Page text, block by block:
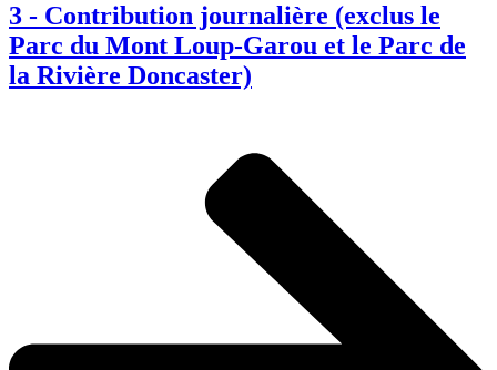
3 - Contribution journalière (exclus le
Parc du Mont Loup-Garou et le Parc de
la Rivière Doncaster)